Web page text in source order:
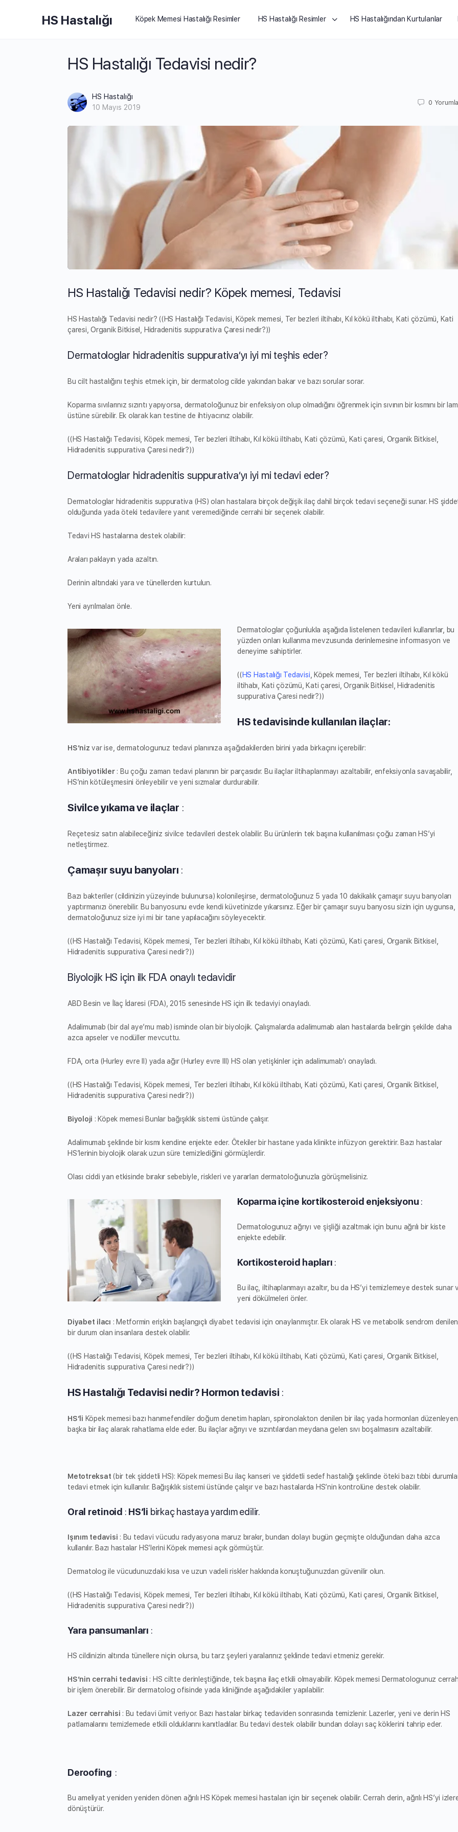
HS Hastalığı Köpek Memesi Hastalığı Resimler HS Hastalığı Resimler HS Hastalığından Kurtulanlar
HS Hastalığı Tedavisi nedir?
HS Hastalığı
10 Mayıs 2019
0
HS Hastalığı Tedavisi nedir? Köpek memesi, Tedavisi
HS Hastalığı Tedavisi nedir? ((HS Hastalığı Tedavisi, Köpek memesi, Ter bezleri iltihabı, Kıl kökü iltihabı, Kati çözümü, Kati
çaresi, Organik Bitkisel, Hidradenitis suppurativa Çaresi nedir?))
Dermatologlar hidradenitis suppurativa’yı iyi mi teşhis eder?
Bu cilt hastalığını teşhis etmek için, bir dermatolog cilde yakından bakar ve bazı sorular sorar.
Koparma sıvılarınız sızıntı yapıyorsa, dermatoloğunuz bir enfeksiyon olup olmadığını öğrenmek için sıvının bir kısmını bir lam
üstüne sürebilir. Ek olarak kan testine de ihtiyacınız olabilir.
((HS Hastalığı Tedavisi, Köpek memesi, Ter bezleri iltihabı, Kıl kökü iltihabı, Kati çözümü, Kati çaresi, Organik Bitkisel,
Hidradenitis suppurativa Çaresi nedir?))
Dermatologlar hidradenitis suppurativa’yı iyi mi tedavi eder?
Dermatologlar hidradenitis suppurativa (HS) olan hastalara birçok değişik ilaç dahil birçok tedavi seçeneği sunar. HS
olduğunda yada öteki tedavilere yanıt veremediğinde cerrahi bir seçenek olabilir.
Tedavi HS hastalarına destek olabilir:
Araları paklayın yada azaltın.
Derinin altındaki yara ve tünellerden kurtulun.
Yeni ayrılmaları önle.
Dermatologlar çoğunlukla aşağıda listelenen tedavileri kullanırlar, bu
yüzden onları kullanma mevzusunda derinlemesine informasyon ve
deneyime sahiptirler.
((HS Hastalığı Tedavisi , Köpek memesi, Ter bezleri iltihabı, Kıl kökü
iltihabı, Kati çözümü, Kati çaresi, Organik Bitkisel, Hidradenitis
suppurativa Çaresi nedir?))
HS tedavisinde kullanılan ilaçlar:
HS’niz var ise, dermatologunuz tedavi planınıza aşağıdakilerden birini yada birkaçını içerebilir:
Antibiyotikler: Bu çoğu zaman tedavi planının bir parçasıdır. Bu ilaçlar iltihaplanmayı azaltabilir, enfeksiyonla savaşabilir,
HS’nin kötüleşmesini önleyebilir ve yeni sızmalar durdurabilir.
Sivilce yıkama ve ilaçlar :
Reçetesiz satın alabileceğiniz sivilce tedavileri destek olabilir. Bu ürünlerin tek başına kullanılması çoğu zaman HS’yi
netleştirmez.
Çamaşır suyu banyoları :
Bazı bakteriler (cildinizin yüzeyinde bulunursa) kolonileşirse, dermatoloğunuz 5 yada 10 dakikalık çamaşır suyu banyoları
yaptırmanızı önerebilir. Bu banyosunu evde kendi küvetinizde yıkarsınız. Eğer bir çamaşır suyu banyosu sizin için uygunsa,
dermatoloğunuz size iyi mi bir tane yapılacağını söyleyecektir.
((HS Hastalığı Tedavisi, Köpek memesi, Ter bezleri iltihabı, Kıl kökü iltihabı, Kati çözümü, Kati çaresi, Organik Bitkisel,
Hidradenitis suppurativa Çaresi nedir?))
Biyolojik HS için ilk FDA onaylı tedavidir
ABD Besin ve İlaç İdaresi (FDA), 2015 senesinde HS için ilk tedaviyi onayladı.
Adalimumab (bir dal aye’mu mab) isminde olan bir biyolojik. Çalışmalarda adalimumab alan hastalarda belirgin şekilde daha
azca apseler ve nodüller mevcuttu.
FDA, orta (Hurley evre II) yada ağır (Hurley evre III) HS olan yetişkinler için adalimumab’ı onayladı.
((HS Hastalığı Tedavisi, Köpek memesi, Ter bezleri iltihabı, Kıl kökü iltihabı, Kati çözümü, Kati çaresi, Organik Bitkisel,
Hidradenitis suppurativa Çaresi nedir?))
Biyoloji : Köpek memesi Bunlar bağışıklık sistemi üstünde çalışır.
Adalimumab şeklinde bir kısmı kendine enjekte eder. Ötekiler bir hastane yada klinikte infüzyon gerektirir. Bazı hastalar
HS’lerinin biyolojik olarak uzun süre temizlediğini görmüşlerdir.
Olası ciddi yan etkisinde bırakır sebebiyle, riskleri ve yararları dermatoloğunuzla görüşmelisiniz.
Koparma içine kortikosteroid enjeksiyonu :
Dermatologunuz ağrıyı ve şişliği azaltmak için bunu ağrılı bir kiste
enjekte edebilir.
Kortikosteroid hapları :
Bu ilaç, iltihaplanmayı azaltır, bu da HS’yi temizlemeye destek sunar
yeni dökülmeleri önler.
Diyabet ilacı : Metformin erişkin başlangıçlı diyabet tedavisi için onaylanmıştır. Ek olarak HS ve metabolik sendrom denilen
bir durum olan insanlara destek olabilir.
((HS Hastalığı Tedavisi, Köpek memesi, Ter bezleri iltihabı, Kıl kökü iltihabı, Kati çözümü, Kati çaresi, Organik Bitkisel,
Hidradenitis suppurativa Çaresi nedir?))
HS Hastalığı Tedavisi nedir? Hormon tedavisi :
HS’li Köpek memesi bazı hanımefendiler doğum denetim hapları, spironolakton denilen bir ilaç yada hormonları düzenleyen
başka bir ilaç alarak rahatlama elde eder. Bu ilaçlar ağrıyı ve sızıntılardan meydana gelen sıvı boşalmasını azaltabilir.
Metotreksat (bir tek şiddetli HS): Köpek memesi Bu ilaç kanseri ve şiddetli sedef hastalığı şeklinde öteki bazı tıbbi
tedavi etmek için kullanılır. Bağışıklık sistemi üstünde çalışır ve bazı hastalarda HS’nin kontrolüne destek olabilir.
Oral retinoid : HS’li birkaç hastaya yardım edilir.
Işınım tedavisi : Bu tedavi vücudu radyasyona maruz bırakır, bundan dolayı bugün geçmişte olduğundan daha azca
kullanılır. Bazı hastalar HS’lerini Köpek memesi açık görmüştür.
Dermatolog ile vücudunuzdaki kısa ve uzun vadeli riskler hakkında konuştuğunuzdan güvenilir olun.
((HS Hastalığı Tedavisi, Köpek memesi, Ter bezleri iltihabı, Kıl kökü iltihabı, Kati çözümü, Kati çaresi, Organik Bitkisel,
Hidradenitis suppurativa Çaresi nedir?))
Yara pansumanları :
HS cildinizin altında tünellere niçin olursa, bu tarz şeyleri yaralarınız şeklinde tedavi etmeniz gerekir.
HS’nin cerrahi tedavisi : HS ciltte derinleştiğinde, tek başına ilaç etkili olmayabilir. Köpek memesi Dermatologunuz
bir işlem önerebilir. Bir dermatolog ofisinde yada kliniğinde aşağıdakiler yapılabilir:
Lazer cerrahisi : Bu tedavi ümit veriyor. Bazı hastalar birkaç tedaviden sonrasında temizlenir. Lazerler, yeni ve derin HS
patlamalarını temizlemede etkili olduklarını kanıtladılar. Bu tedavi destek olabilir bundan dolayı saç köklerini tahrip eder.
Deroofing:
Bu ameliyat yeniden yeniden dönen ağrılı HS Köpek memesi hastaları için bir seçenek olabilir. Cerrah derin, ağrılı HS’yi
dönüştürür.